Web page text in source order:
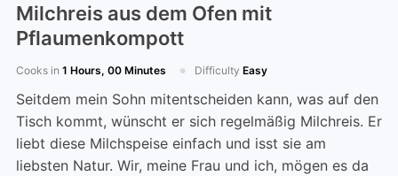
Milchreis aus dem Ofen mit
Pflaumenkompott
Cooks in 1 Hours, 00 Minutes Difficulty Easy
Seitdem mein Sohn mitentscheiden kann, was auf den
Tisch kommt, wünscht er sich regelmäßig Milchreis. Er
liebt diese Milchspeise einfach und isst sie am
liebsten Natur. Wir, meine Frau und ich, mögen es da